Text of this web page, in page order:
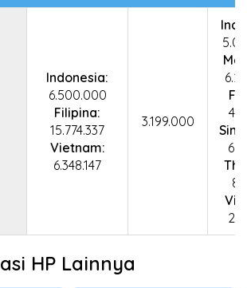
Indonesia:
6.500.000
Filipina:
15.774.337
Vietnam:
6.348.147
3.199.000
HP Lainnya